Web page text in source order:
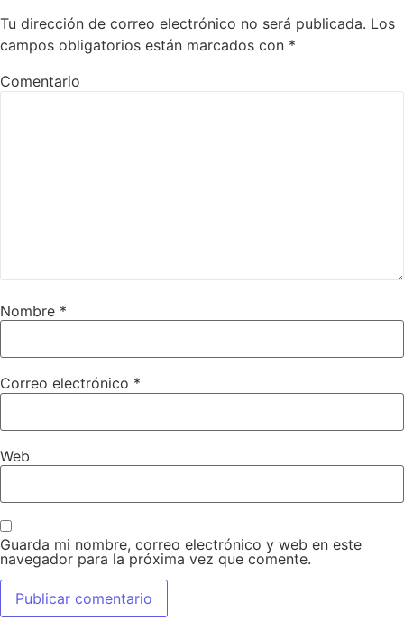
Tu dirección de correo electrónico no será publicada. Los
campos obligatorios están marcados con *
Comentario
Nombre *
Correo electrónico *
Web
Guarda mi nombre, correo electrónico y web en este
navegador para la próxima vez que comente.